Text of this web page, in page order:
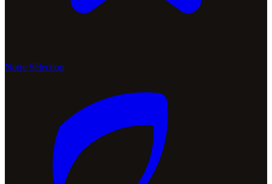
Notre Sélection